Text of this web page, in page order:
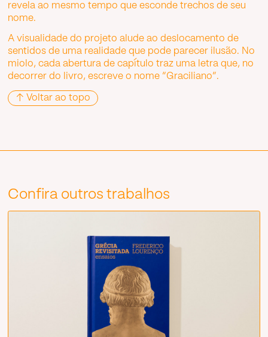
revela ao mesmo tempo que esconde trechos de seu
nome.
A visualidade do projeto alude ao deslocamento de
sentidos de uma realidade que pode parecer ilusão. No
miolo, cada abertura de capítulo traz uma letra que, no
decorrer do livro, escreve o nome “Graciliano”.
↑ Voltar ao topo
Confira outros trabalhos